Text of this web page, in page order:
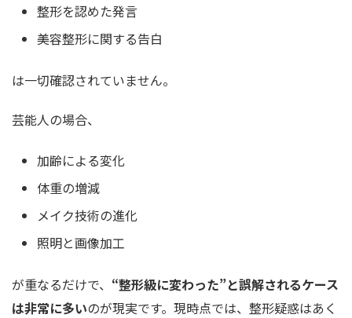
整形を認めた発言
美容整形に関する告白
は一切確認されていません。
芸能人の場合、
加齢による変化
体重の増減
メイク技術の進化
照明と画像加工
が重なるだけで、 “整形級に変わった”と誤解されるケース
は非常に多いのが現実です。現時点では、整形疑惑はあく